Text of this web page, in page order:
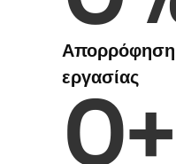
εργασίας
0+